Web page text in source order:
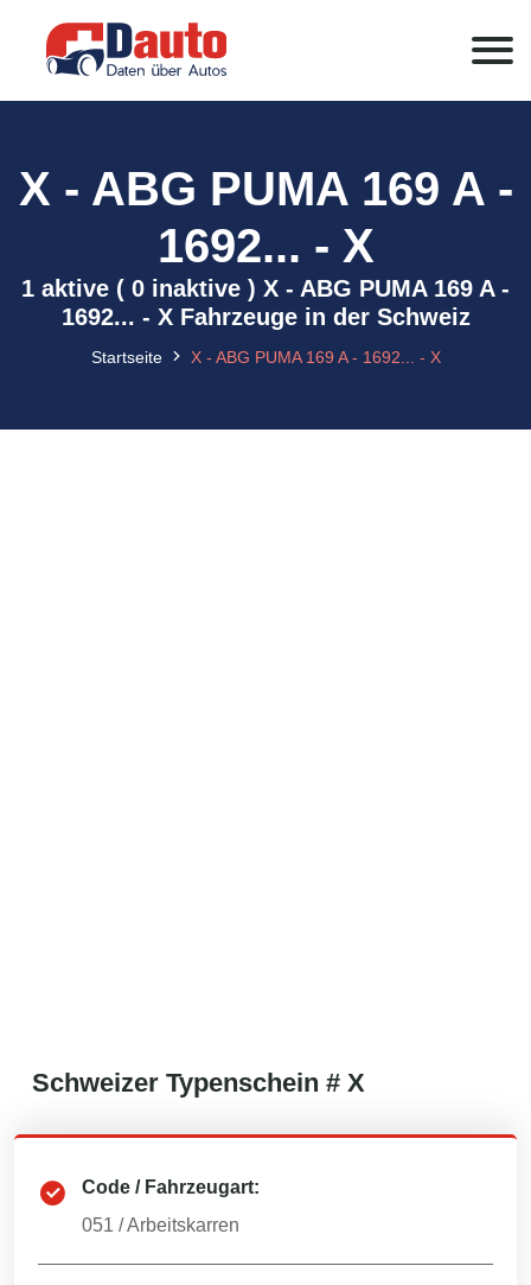
X - ABG PUMA 169 A -
1692... - X
1 aktive ( 0 inaktive ) X - ABG PUMA 169 A -
1692... - X Fahrzeuge in der Schweiz
Startseite X - ABG PUMA 169 A - 1692... - X
Schweizer Typenschein # X
Code / Fahrzeugart:
051 /Arbeitskarren